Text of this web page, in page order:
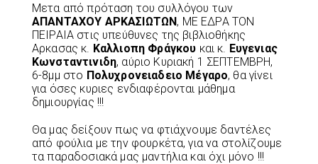
Μετα από πρόταση του συλλόγου των
ΑΠΑΝΤΑΧΟΥ ΑΡΚΑΣΙΩΤΩΝ, ΜΕ ΕΔΡΑ ΤΟΝ
ΠΕΙΡΑΙΑ στις υπεύθυνες της βιβλιοθήκης
Αρκασας κ. Καλλιοπη Φράγκου και κ. Ευγενιας
Κωνσταντινιδη, αύριο Κυριακή 1 ΣΕΠΤΕΜΒΡΗ,
6-8μμ στο Πολυχρονειαδειο Μέγαρο, θα γίνει
για όσες κυριες ενδιαφέρονται μάθημα
δημιουργίας !!!
Θα μας δείξουν πως να φτιάχνουμε δαντέλες
από φούλια με την φουρκέτα, για να στολίζουμε
τα παραδοσιακά μας μαντήλια και όχι μόνο !!!